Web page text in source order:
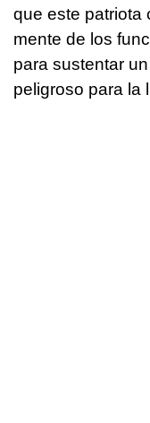
que este patriota
mente de los
para sustentar
peligroso para la